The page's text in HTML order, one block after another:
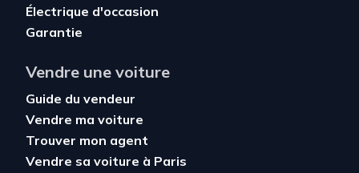
Électrique d'occasion
Garantie
Vendre une voiture
Guide du vendeur
Vendre ma voiture
Trouver mon agent
Vendre sa voiture à Paris